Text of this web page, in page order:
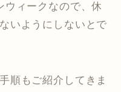
ウィークなので、休
いようにしないとで
順もご紹介してきま